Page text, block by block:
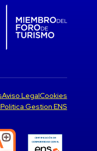
Aviso LegalCookies
Politica Gestion ENS